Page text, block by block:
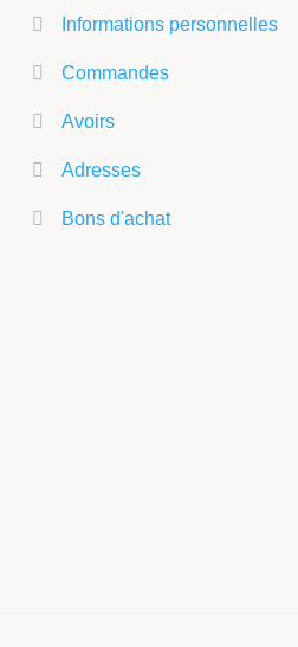
Informations personnelles
Commandes
Avoirs
Adresses
Bons d'achat